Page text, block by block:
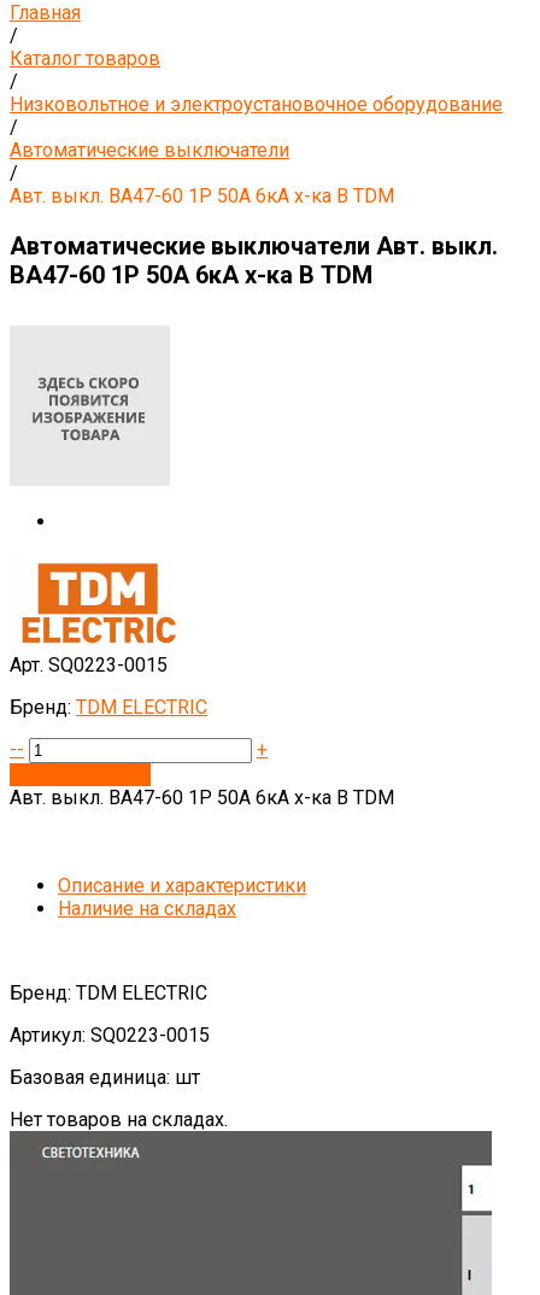
Главная
/
Каталог товаров
/
Низковольтное и электроустановочное оборудование
/
Автоматические выключатели
/
Авт. выкл. ВА47-60 1Р 50А 6кА х-ка В TDM
Автоматические выключатели Авт. выкл.
ВА47-60 1Р 50А 6кА х-ка В TDM
Арт. SQ0223-0015
Бренд: TDM ELECTRIC
--
+
Авт. выкл. ВА47-60 1Р 50А 6кА х-ка В TDM
Описание и характеристики
Наличие на складах
Бренд: TDM ELECTRIC
Артикул: SQ0223-0015
Базовая единица: шт
Нет товаров на складах.